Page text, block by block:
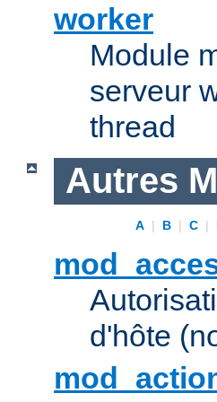
worker
Module
serveur
thread
Autres
A | B | C |
d'hôte